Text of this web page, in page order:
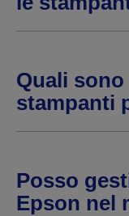
Quali
stampanti
Posso
Epson nel